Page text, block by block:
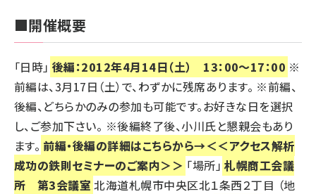
■開催概要
「日時」 後編：2012年4月14日（土） 13：00～17：00 ※
前編は、3月17日（土）で、わずかに残席あります。 ※前編、
後編、どちらかのみの参加も可能です。お好きな日を選択
し、ご参加下さい。 ※後編終了後、小川氏と懇親会もあり
ます。 前編・後編の詳細はこちらから→＜＜アクセス解析
成功の鉄則セミナーのご案内＞＞ 「場所」 札幌商工会議
所 第3会議室 北海道札幌市中央区北１条西２丁目 （地